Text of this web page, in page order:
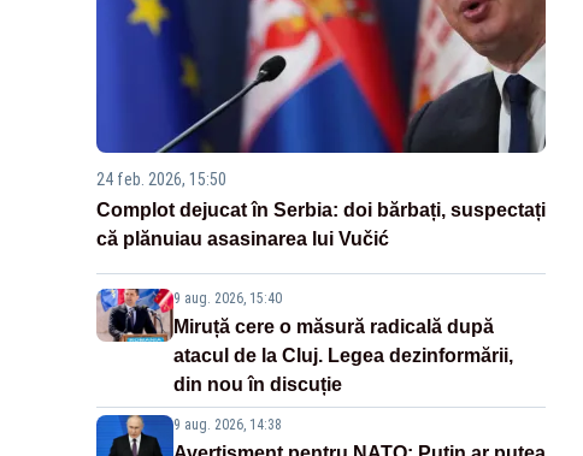
24 feb. 2026, 15:50
Complot dejucat în Serbia: doi bărbați, suspectați
că plănuiau asasinarea lui Vučić
9 aug. 2026, 15:40
Miruță cere o măsură radicală după
atacul de la Cluj. Legea dezinformării,
din nou în discuție
9 aug. 2026, 14:38